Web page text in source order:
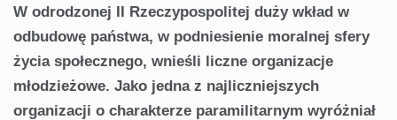
W odrodzonej II Rzeczypospolitej duży wkład w
odbudowę państwa, w podniesienie moralnej sfery
życia społecznego, wnieśli liczne organizacje
młodzieżowe. Jako jedna z najliczniejszych
organizacji o charakterze paramilitarnym wyróżniał